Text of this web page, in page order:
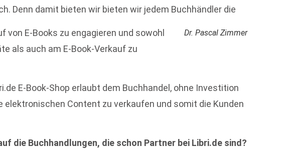
Denn damit bieten wir bieten wir jedem Buchhändler die
Dr. Pascal Zimmer
von E-Books zu engagieren und sowohl
als auch am E-Book-Verkauf zu
E-Book-Shop erlaubt dem Buchhandel, ohne Investition
elektronischen Content zu verkaufen und somit die Kunden
die Buchhandlungen, die schon Partner bei Libri.de sind?